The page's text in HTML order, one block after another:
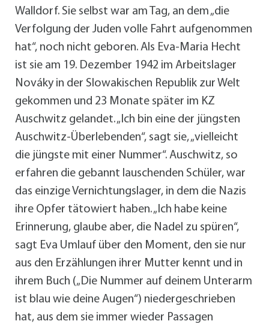
Walldorf. Sie selbst war am Tag, an dem „die
Verfolgung der Juden volle Fahrt aufgenommen
hat“, noch nicht geboren. Als Eva-Maria Hecht
ist sie am 19. Dezember 1942 im Arbeitslager
Nováky in der Slowakischen Republik zur Welt
gekommen und 23 Monate später im KZ
Auschwitz gelandet. „Ich bin eine der jüngsten
Auschwitz-Überlebenden“, sagt sie, „vielleicht
die jüngste mit einer Nummer“. Auschwitz, so
erfahren die gebannt lauschenden Schüler, war
das einzige Vernichtungslager, in dem die Nazis
ihre Opfer tätowiert haben. „Ich habe keine
Erinnerung, glaube aber, die Nadel zu spüren“,
sagt Eva Umlauf über den Moment, den sie nur
aus den Erzählungen ihrer Mutter kennt und in
ihrem Buch („Die Nummer auf deinem Unterarm
ist blau wie deine Augen“) niedergeschrieben
hat, aus dem sie immer wieder Passagen